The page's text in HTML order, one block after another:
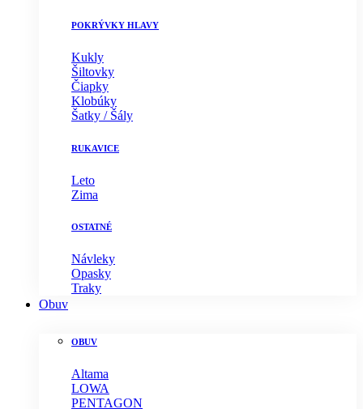
POKRÝVKY HLAVY
Kukly
Šiltovky
Čiapky
Klobúky
Šatky / Šály
RUKAVICE
Leto
Zima
OSTATNÉ
Návleky
Opasky
Traky
Obuv
OBUV
Altama
LOWA
PENTAGON